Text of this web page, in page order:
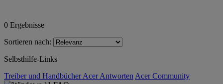
0 Ergebnisse
Sortieren nach:
Selbsthilfe-Links
Treiber und HandbücherAcer Antworten Acer Community